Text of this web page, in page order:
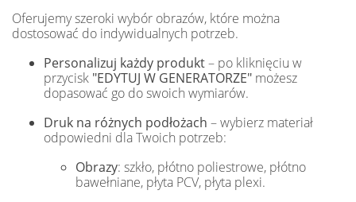
Oferujemy szeroki wybór obrazów, które można
dostosować do indywidualnych potrzeb.
Personalizuj każdy produkt– po kliknięciu w
przycisk "EDYTUJ W GENERATORZE" możesz
dopasować go do swoich wymiarów.
Druk na różnych podłożach – wybierz materiał
odpowiedni dla Twoich potrzeb:
Obrazy: szkło, płótno poliestrowe, płótno
bawełniane, płyta PCV, płyta plexi.